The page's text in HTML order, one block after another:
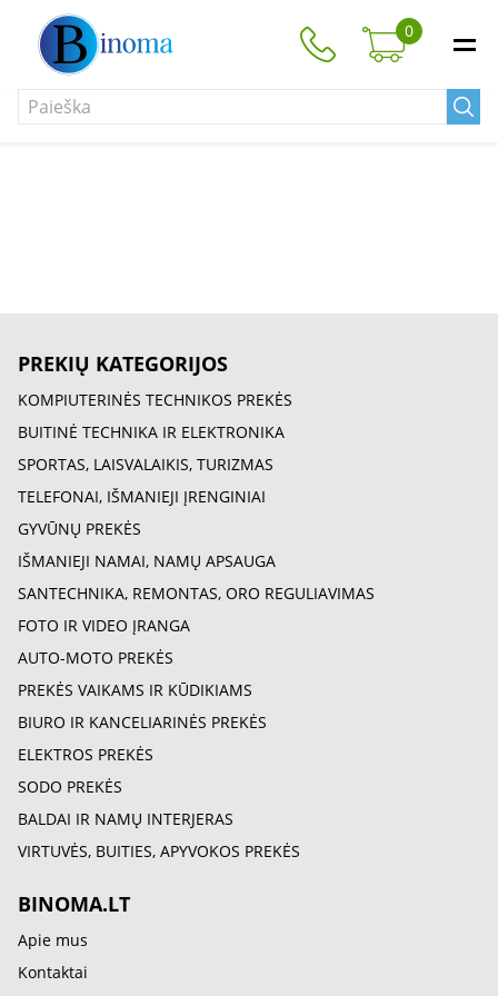
0
PREKIŲ KATEGORIJOS
KOMPIUTERINĖS TECHNIKOS PREKĖS
BUITINĖ TECHNIKA IR ELEKTRONIKA
SPORTAS, LAISVALAIKIS, TURIZMAS
TELEFONAI, IŠMANIEJI ĮRENGINIAI
GYVŪNŲ PREKĖS
IŠMANIEJI NAMAI, NAMŲ APSAUGA
SANTECHNIKA, REMONTAS, ORO REGULIAVIMAS
FOTO IR VIDEO ĮRANGA
AUTO-MOTO PREKĖS
PREKĖS VAIKAMS IR KŪDIKIAMS
BIURO IR KANCELIARINĖS PREKĖS
ELEKTROS PREKĖS
SODO PREKĖS
BALDAI IR NAMŲ INTERJERAS
VIRTUVĖS, BUITIES, APYVOKOS PREKĖS
BINOMA.LT
Apie mus
Kontaktai